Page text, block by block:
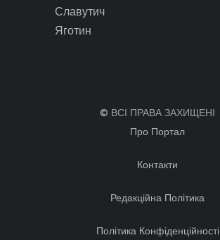
Славутич
Яготин
© ВСІ ПРАВА ЗАХИЩЕНІ
Про Портал
Контакти
Редакційна Політика
Політика Конфіденційності